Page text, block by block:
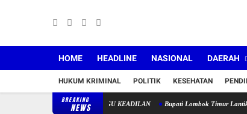
HOME HEADLINE NASIONAL DAERAH
HUKUM KRIMINAL POLITIK KESEHATAN
BREAKING
NEWS
MASIH MENUNGGU KEADILAN Bupati Lombok Timur Lantik 36